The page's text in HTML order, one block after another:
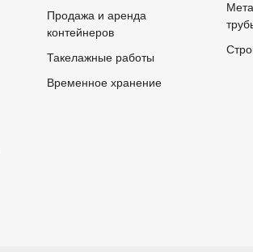
Продажа и аренда
контейнеров
Такелажные работы
Временное хранение